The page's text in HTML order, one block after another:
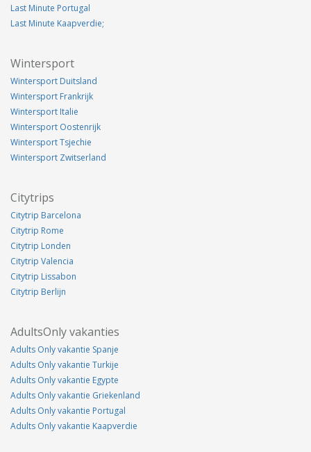
Last Minute Portugal
Last Minute Kaapverdie;
Wintersport
Wintersport Duitsland
Wintersport Frankrijk
Wintersport Italie
Wintersport Oostenrijk
Wintersport Tsjechie
Wintersport Zwitserland
Citytrips
Citytrip Barcelona
Citytrip Rome
Citytrip Londen
Citytrip Valencia
Citytrip Lissabon
Citytrip Berlijn
AdultsOnly vakanties
Adults Only vakantie Spanje
Adults Only vakantie Turkije
Adults Only vakantie Egypte
Adults Only vakantie Griekenland
Adults Only vakantie Portugal
Adults Only vakantie Kaapverdie